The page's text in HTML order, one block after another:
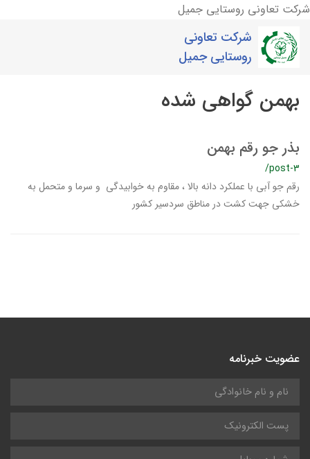
شرکت تعاونی روستایی جمیل
شرکت تعاونی
روستایی جمیل
بهمن گواهی شده
بذر جو رقم بهمن
/post-3
رقم جو آبی با عملکرد دانه بالا ، مقاوم به خوابیدگی و سرما و متحمل به
خشکی جهت کشت در مناطق سردسیر کشور
عضویت خبرنامه